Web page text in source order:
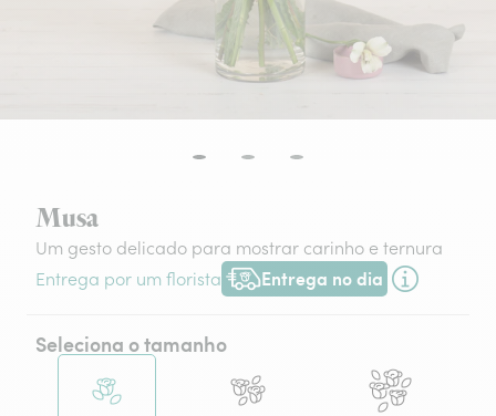
Musa
Um gesto delicado para mostrar carinho e ternura
Entrega por um florista
Entrega no dia
Entrega hoje ou na data à tua
Seleciona o tamanho